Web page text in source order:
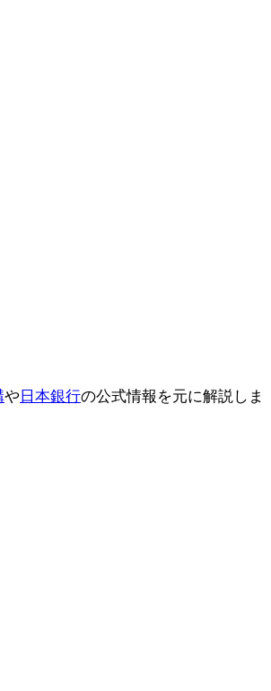
や 日本銀行の公式情報を元に解説しま